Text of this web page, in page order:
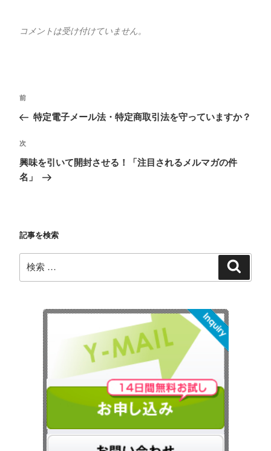
コメントは受け付けていません。
投
ビ
ゲ
ー
ン
過
去
投
稿
前
特定電子メール法・特定商取引法を守っていますか？
次
の
投
次
興味を引いて開封させる！「注目されるメルマガの件
名」
記事を検索
検
索: